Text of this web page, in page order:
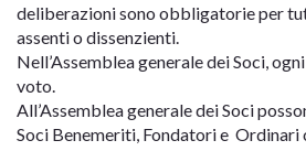
deliberazioni sono obbligatorie per
assenti o dissenzienti.
Nell’Assemblea generale dei Soci,
voto.
All’Assemblea generale dei Soci
Soci Benemeriti, Fondatori e Ordinari